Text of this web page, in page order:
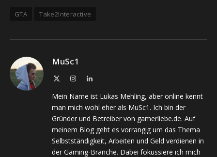
GTA Take2Interactive
MuSc1
InstagramLinkedIn
Mein Name ist Lukas Mehling, aber online kennt
man mich wohl eher als MuSc1. Ich bin der
Gründer und Betreiber von gamerliebe.de. Auf
meinem Blog geht es vorrangig um das Thema
Selbstständigkeit, Arbeiten und Geld verdienen in
der Gaming-Branche. Dabei fokussiere ich mich